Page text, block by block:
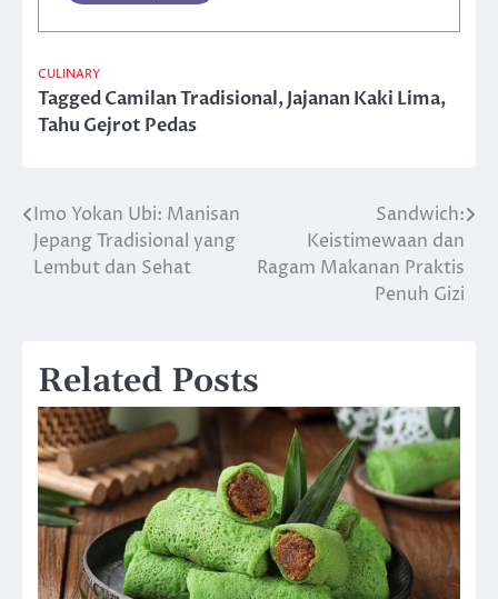
CULINARY
TaggedCamilan Tradisional,Jajanan Kaki Lima,
Tahu Gejrot Pedas
Post
navigation
Imo Yokan Ubi: Manisan
Jepang Tradisional yang
Lembut dan Sehat
Sandwich:
Keistimewaan dan
Ragam Makanan Praktis
Penuh Gizi
Related Posts